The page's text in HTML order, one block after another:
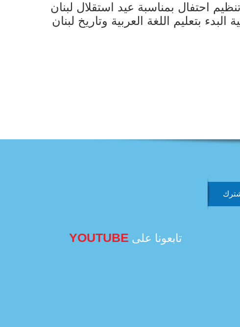
احتفال بمناسبة عيد استقلال لبنان
بتعليم اللغة العربية وتاريخ لبنان
تابعونا على YOUTUBE